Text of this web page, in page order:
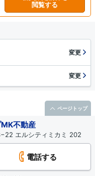
閲覧する
変更
変更
不動産
エルシティミカミ 202
電話する
ページトップ